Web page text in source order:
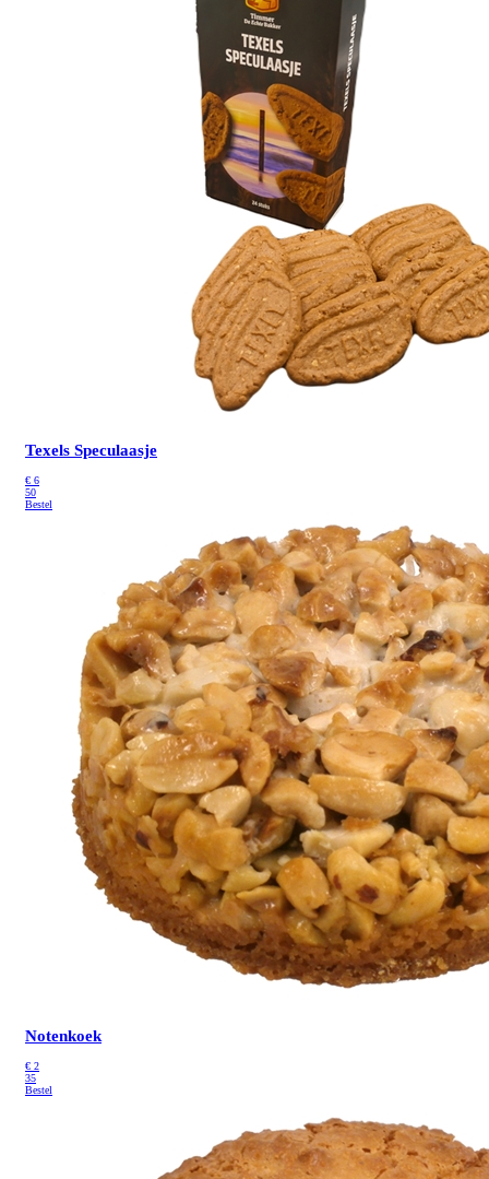
Texels Speculaasje
€ 6
50
Bestel
Notenkoek
€ 2
35
Bestel